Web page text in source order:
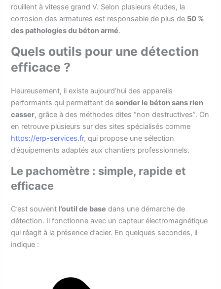
rouillent à vitesse grand V. Selon plusieurs études, la
corrosion des armatures est responsable de plus de 50 %
des pathologies du béton armé.
Quels outils pour une détection
efficace ?
Heureusement, il existe aujourd’hui des appareils
performants qui permettent desonder le béton sans rien
casser, grâce à des méthodes dites “non destructives”. On
en retrouve plusieurs sur des sites spécialisés comme
https://erp-services.fr, qui propose une sélection
d’équipements adaptés aux chantiers professionnels.
Le pachomètre : simple, rapide et
efficace
C’est souvent l’outil de base dans une démarche de
détection. Il fonctionne avec un capteur électromagnétique
qui réagit à la présence d’acier. En quelques secondes, il
indique :